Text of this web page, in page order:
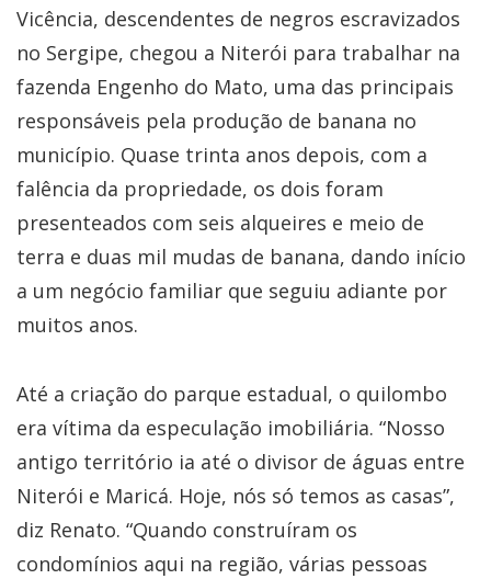
Vicência, descendentes de negros escravizados
no Sergipe, chegou a Niterói para trabalhar na
fazenda Engenho do Mato, uma das principais
responsáveis pela produção de banana no
município. Quase trinta anos depois, com a
falência da propriedade, os dois foram
presenteados com seis alqueires e meio de
terra e duas mil mudas de banana, dando início
a um negócio familiar que seguiu adiante por
muitos anos.
Até a criação do parque estadual, o quilombo
era vítima da especulação imobiliária. “Nosso
antigo território ia até o divisor de águas entre
Niterói e Maricá. Hoje, nós só temos as casas”,
diz Renato. “Quando construíram os
condomínios aqui na região, várias pessoas